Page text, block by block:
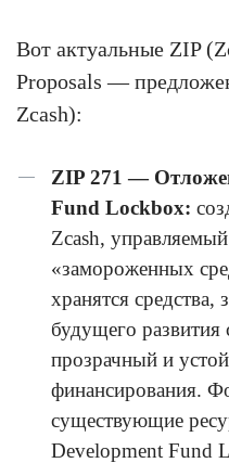
Вот актуальные ZIP
Proposals —
Zcash):
ZIP 271 —
Fund Lockbox:
Zcash,
«замороженных
хранятся средства,
будущего развития
прозрачный и
финансирования.
существующие
Development Fund